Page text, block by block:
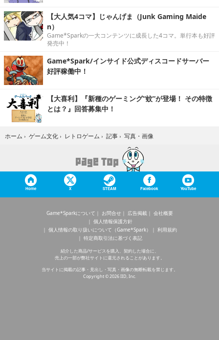
【大人気4コマ】じゃんげま（Junk Gaming Maide
n）
Game*Sparkの一大コンテンツに成長した4コマ。単行本も好評
発売中！
Game*Spark/インサイド公式ディスコードサーバー
好評稼働中！
【大喜利】『新種のゲーミング“蚊”が登場！ その特徴
とは？』回答募集中！
ホーム › ゲーム文化 › レトロゲーム › 記事 › 写真・画像
Home X STEAM Facebook YouTube
Game*Sparkについて お問合せ 広告掲載
会社概要
個人情報保護方針
個人情報の取り扱いについて（Game*Spark）
利用規約
特定商取引法に基づく表記
紹介した商品/サービスを購入、契約した場合に、
売上の一部が弊社サイトに還元されることがあります。
当サイトに掲載の記事・見出し・写真・画像の無断転載を禁じます。
Copyright © 2026 IID, Inc.